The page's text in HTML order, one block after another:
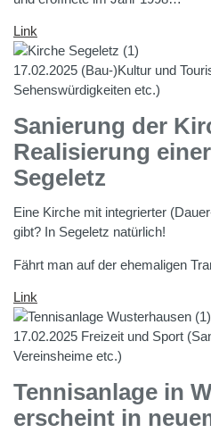
Link
17.02.2025 (Bau-)Kultur und
Sehenswürdigkeiten etc.)
Sanierung der
Realisierung
Segeletz
Eine Kirche mit integrierter
gibt? In Segeletz natürlich!
Fährt man auf der ehemaligen
Link
17.02.2025 Freizeit und Sport
Vereinsheime etc.)
Tennisanlage in
erscheint in